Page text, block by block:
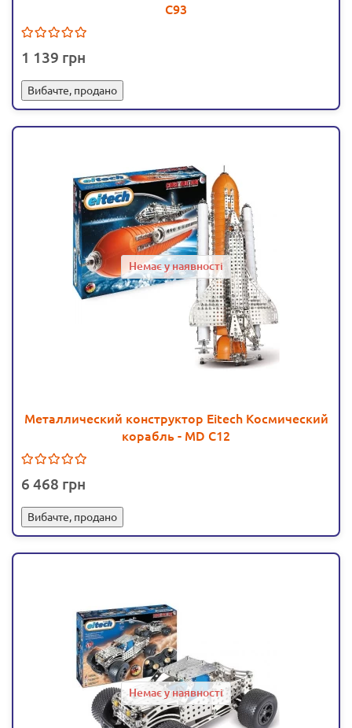
C93
1 139
Вибачте, продано
Немає у наявності
Металлический конструктор Eitech Космический
корабль - MD C12
6 468
Вибачте, продано
Немає у наявності